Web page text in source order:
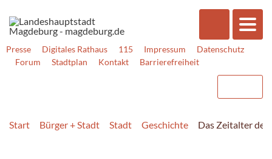
Presse Digitales Rathaus 115 Impressum
Datenschutz
Forum
Stadtplan Kontakt Barrierefreiheit
Start Bürger + Stadt Stadt Geschichte Das Zeitalter